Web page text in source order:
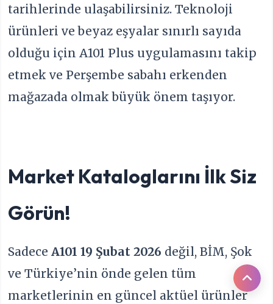
tarihlerinde ulaşabilirsiniz. Teknoloji
ürünleri ve beyaz eşyalar sınırlı sayıda
olduğu için A101 Plus uygulamasını takip
etmek ve Perşembe sabahı erkenden
mağazada olmak büyük önem taşıyor.
Market Kataloglarını İlk Siz
Görün!
SadeceA101 19 Şubat 2026 değil, BİM, Şok
ve Türkiye’nin önde gelen tüm
marketlerinin en güncel aktüel ürünler